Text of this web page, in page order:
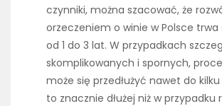
czynniki, można szacować, że
orzeczeniem o winie w Polsce trwa
od 1 do 3 lat. W przypadkach
skomplikowanych i spornych,
może się przedłużyć nawet do
to znacznie dłużej niż w przypadku